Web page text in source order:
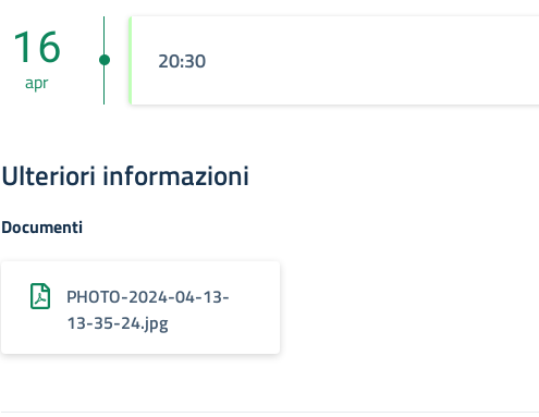
16
apr
20:30
Ulteriori informazioni
Documenti
PHOTO-2024-04-13-
13-35-24.jpg